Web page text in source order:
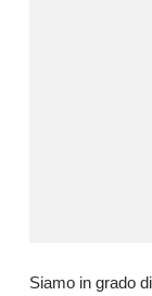
Siamo in grado